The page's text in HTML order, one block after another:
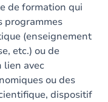
de formation qui
programmes
(enseignement
etc.) ou de
lien avec
ou des
dispositif